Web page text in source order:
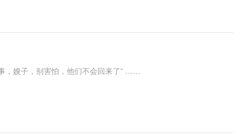
，嫂子，别害怕，他们不会回来了” ……